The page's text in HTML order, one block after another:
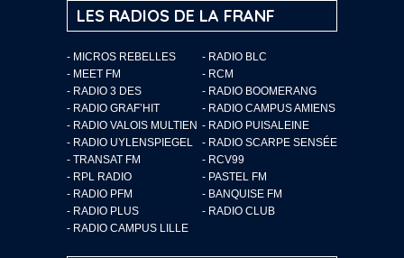
LES RADIOS DE LA FRANF
- MICROS REBELLES
- RADIO BLC
- MEET FM
- RCM
- RADIO 3 DES
- RADIO BOOMERANG
- RADIO GRAF’HIT
- RADIO CAMPUS AMIENS
- RADIO VALOIS MULTIEN - RADIO PUISALEINE
- RADIO UYLENSPIEGEL
- RADIO SCARPE SENSÉE
- TRANSAT FM
- RCV99
- RPL RADIO
- PASTEL FM
- RADIO PFM
- BANQUISE FM
- RADIO PLUS
- RADIO CLUB
- RADIO CAMPUS LILLE